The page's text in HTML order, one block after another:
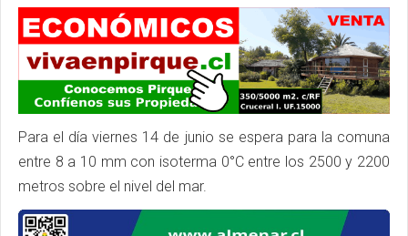
Para el día viernes 14 de junio se espera para la comuna
entre 8 a 10 mm con isoterma 0°C entre los 2500 y 2200
metros sobre el nivel del mar.